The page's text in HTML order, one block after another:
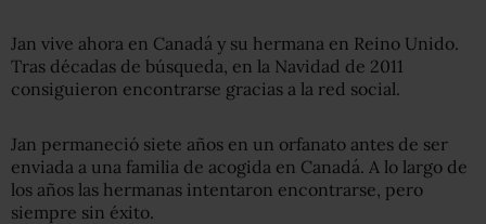
Jan vive ahora en Canadá y su hermana en Reino Unido.
Tras décadas de búsqueda, en la Navidad de 2011
consiguieron encontrarse gracias a la red social.
Jan permaneció siete años en un orfanato antes de ser
enviada a una familia de acogida en Canadá. A lo largo de
los años las hermanas intentaron encontrarse, pero
siempre sin éxito.